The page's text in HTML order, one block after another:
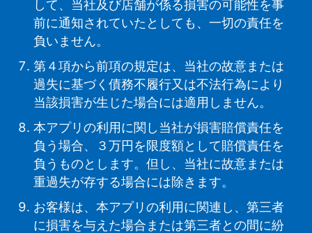
して、当社及び店舗が係る損害の可能性を事
前に通知されていたとしても、一切の責任を
負いません。
第４項から前項の規定は、当社の故意または
過失に基づく債務不履行又は不法行為により
当該損害が生じた場合には適用しません。
本アプリの利用に関し当社が損害賠償責任を
負う場合、３万円を限度額として賠償責任を
負うものとします。但し、当社に故意または
重過失が存する場合には除きます。
お客様は、本アプリの利用に関連し、第三者
に損害を与えた場合または第三者との間に紛